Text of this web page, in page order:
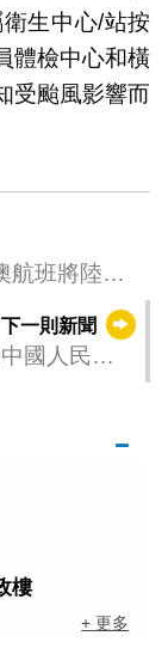
生中心/站按
體檢中心和橫
受颱風影響而
下一則新聞
國人民抗
樓
+ 更多